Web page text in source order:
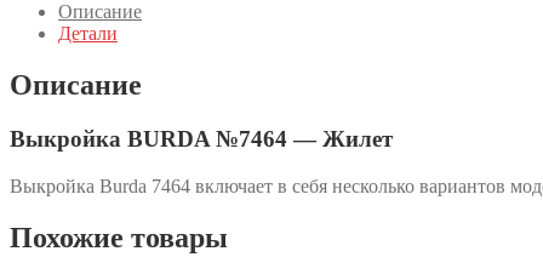
Описание
Детали
Описание
Выкройка BURDA №7464 — Жилет
Выкройка Burda 7464 включает в себя несколько вариантов
Похожие товары